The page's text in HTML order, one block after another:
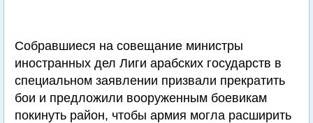
Собравшиеся на совещание министры
иностранных дел Лиги арабских государств в
специальном заявлении призвали прекратить
бои и предложили вооруженным боевикам
покинуть район, чтобы армия могла расширить